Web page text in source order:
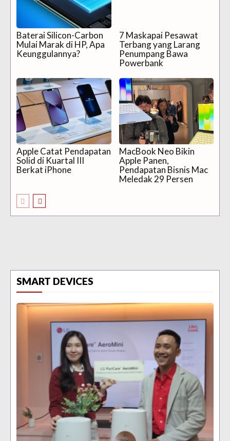
Baterai Silicon-Carbon
Mulai Marak di HP, Apa
Keunggulannya?
7 Maskapai Pesawat
Terbang yang Larang
Penumpang Bawa
Powerbank
Apple Catat Pendapatan
Solid di Kuartal III
Berkat iPhone
MacBook Neo Bikin
Apple Panen,
Pendapatan Bisnis Mac
Meledak 29 Persen
SMART DEVICES